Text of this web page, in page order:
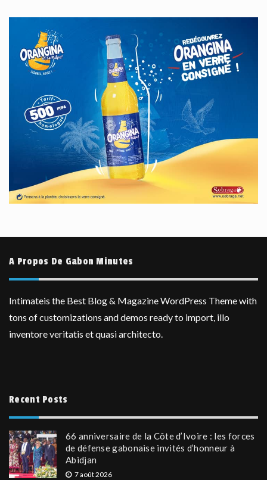
A Propos De Gabon Minutes
Intimateis the Best Blog & Magazine WordPress Theme with
tons of customizations and demos ready to import, illo
inventore veritatis et quasi architecto.
Recent Posts
66 anniversaire de la Côte d’Ivoire : les forces
de défense gabonaise invités d’honneur à
Abidjan
7 août 2026